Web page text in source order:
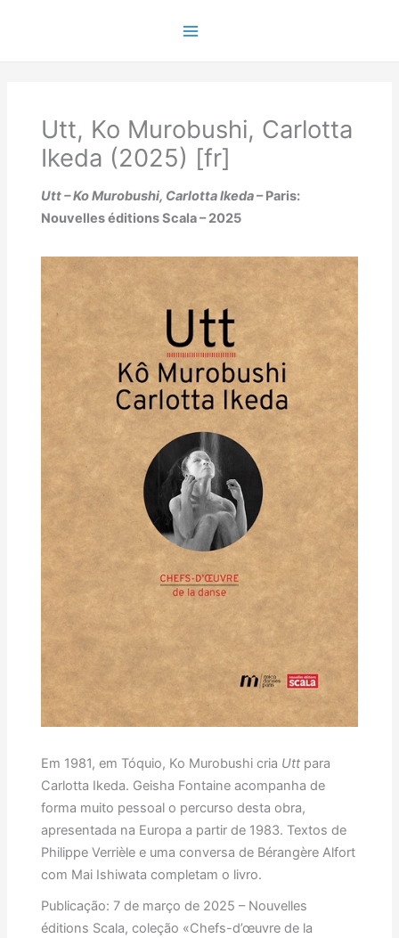
Utt, Ko Murobushi, Carlotta
Ikeda (2025) [fr]
Utt – Ko Murobushi, Carlotta Ikeda– Paris:
Nouvelles éditions Scala – 2025
Em 1981, em Tóquio, Ko Murobushi cria Uttpara
Carlotta Ikeda. Geisha Fontaine acompanha de
forma muito pessoal o percurso desta obra,
apresentada na Europa a partir de 1983. Textos de
Philippe Verrièle e uma conversa de Bérangère Alfort
com Mai Ishiwata completam o livro.
Publicação: 7 de março de 2025 – Nouvelles
éditions Scala, coleção «Chefs-d’œuvre de la